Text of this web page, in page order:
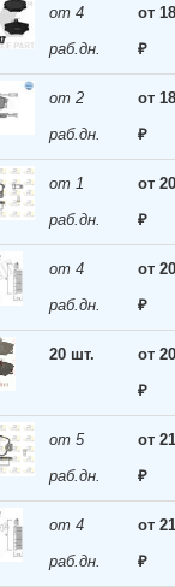
от 4
раб.дн.
от
₽
от 2
раб.дн.
от
₽
от 1
раб.дн.
от
₽
от 4
раб.дн.
от
₽
20 шт.
от
₽
от 5
раб.дн.
от
₽
от 4
раб.дн.
от
₽